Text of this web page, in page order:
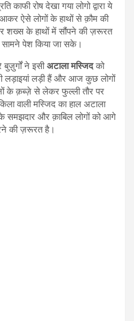
रोष देखा गया लोगो द्वारा ये
ऐसे लोगों के हाथों से क़ौम की
शख्स के हाथों में सौंपने की ज़रूरत
सामने पेश किया जा सके।
ने इसीअटाला मस्जिदको
लड़ाइयां लड़ी हैं और आज कुछ लोगों
के क़ब्ज़े से लेकर फुल्ली तौर पर
वाली मस्जिद का हाल अटाला
समझदार और क़ाबिल लोगों को आगे
की ज़रूरत है।